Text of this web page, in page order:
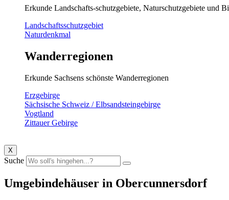
Erkunde Landschafts-schutzgebiete, Naturschutzgebiete und
Landschaftsschutzgebiet
Naturdenkmal
Wanderregionen
Erkunde Sachsens schönste Wanderregionen
Erzgebirge
Sächsische Schweiz / Elbsandsteingebirge
Vogtland
Zittauer Gebirge
X
Suche
Umgebindehäuser in Obercunnersdorf